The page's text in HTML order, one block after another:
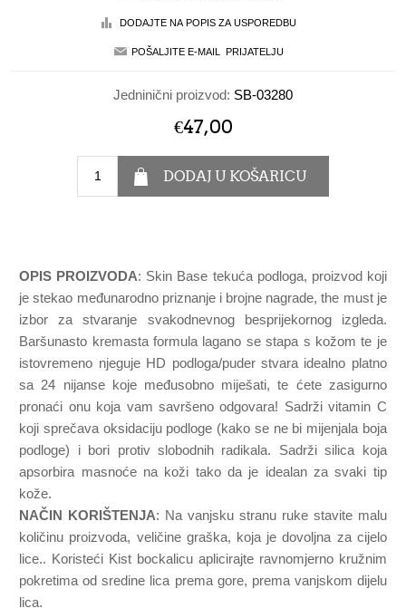
Jedninični proizvod: SB-03280
€47,00
OPIS PROIZVODA: Skin Base tekuća podloga, proizvod koji
je stekao međunarodno priznanje i brojne nagrade, the must je
izbor za stvaranje svakodnevnog besprijekornog izgleda.
Baršunasto kremasta formula lagano se stapa s kožom te je
istovremeno njeguje HD podloga/puder stvara idealno platno
sa 24 nijanse koje međusobno miješati, te ćete zasigurno
pronaći onu koja vam savršeno odgovara! Sadrži vitamin C
koji sprečava oksidaciju podloge (kako se ne bi mijenjala boja
podloge) i bori protiv slobodnih radikala. Sadrži silica koja
apsorbira masnoće na koži tako da je idealan za svaki tip
kože.
NAČIN KORIŠTENJA: Na vanjsku stranu ruke stavite malu
količinu proizvoda, veličine graška, koja je dovoljna za cijelo
lice.. Koristeći Kist bockalicu aplicirajte ravnomjerno kružnim
pokretima od sredine lica prema gore, prema vanjskom dijelu
lica.